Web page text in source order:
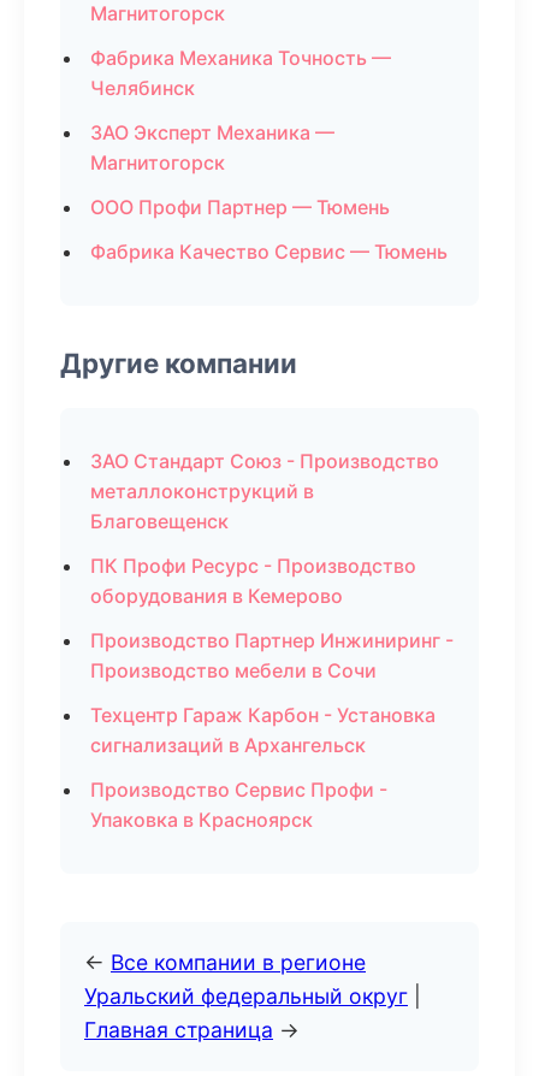
Магнитогорск
Фабрика Механика Точность —
Челябинск
ЗАО Эксперт Механика —
Магнитогорск
ООО Профи Партнер — Тюмень
Фабрика Качество Сервис — Тюмень
Другие компании
ЗАО Стандарт Союз - Производство
металлоконструкций в
Благовещенск
ПК Профи Ресурс - Производство
оборудования в Кемерово
Производство Партнер Инжиниринг -
Производство мебели в Сочи
Техцентр Гараж Карбон - Установка
сигнализаций в Архангельск
Производство Сервис Профи -
Упаковка в Красноярск
← Все компании в регионе
Уральский федеральный округ
Главная страница →